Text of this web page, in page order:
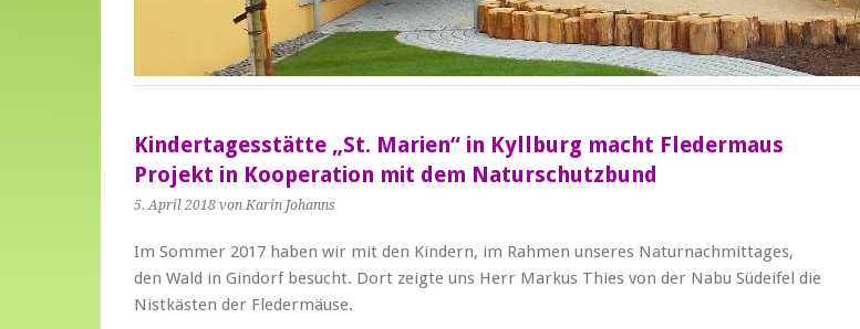
Kindertagesstätte „St. Marien“ in Kyllburg macht Fledermaus
Projekt in Kooperation mit dem Naturschutzbund
5. April 2018 von Karin Johanns
Im Sommer 2017 haben wir mit den Kindern, im Rahmen unseres Naturnachmittages,
den Wald in Gindorf besucht. Dort zeigte uns Herr Markus Thies von der Nabu Südeifel die
Nistkästen der Fledermäuse.